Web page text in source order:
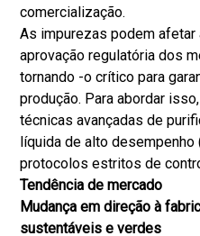
comercialização.
As impurezas podem afetar
aprovação regulatória dos
tornando -o crítico para
produção. Para abordar
técnicas avançadas de
líquida de alto desempenho
protocolos estritos de
Tendência de mercado
Mudança em direção à
sustentáveis ​​e verdes